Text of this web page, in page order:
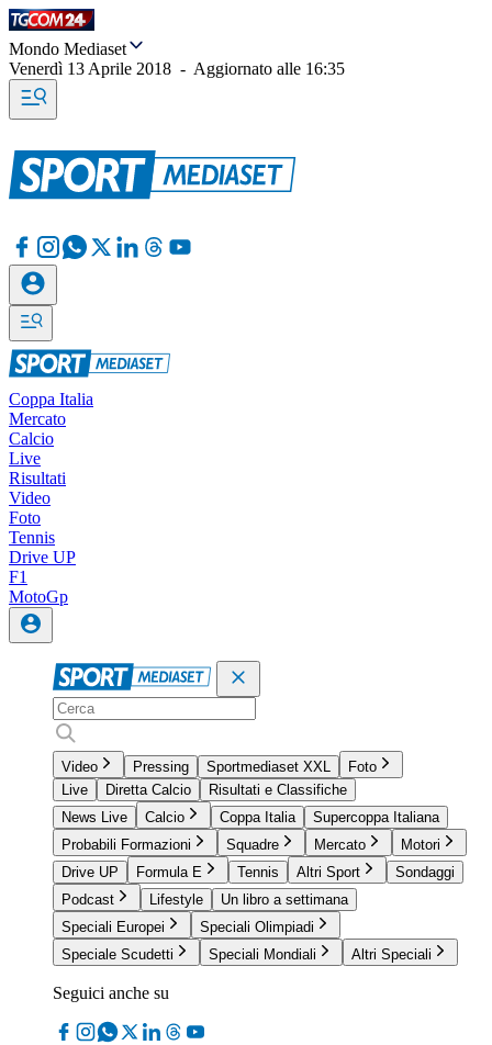
Mondo Mediaset
Venerdì 13 Aprile 2018 - Aggiornato alle 16:35
Coppa Italia
Mercato
Calcio
Live
Risultati
Video
Foto
Tennis
Drive UP
F1
MotoGp
Video Pressing Sportmediaset XXL
Foto
Live
Diretta Calcio
Risultati e Classifiche
News Live
Calcio Coppa Italia
Supercoppa Italiana
Probabili Formazioni
Squadre Mercato
Motori
Drive UP
Formula E Tennis Altri Sport
Sondaggi
Podcast
Lifestyle
Un libro a settimana
Speciali Europei
Speciali Olimpiadi
Speciale Scudetti
Speciali Mondiali Altri Speciali
Seguici anche su